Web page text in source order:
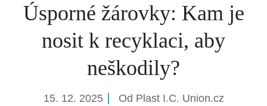
Úsporné žárovky: Kam je
nosit k recyklaci, aby
neškodily?
15. 12. 2025 Od Plast I.C. Union.cz